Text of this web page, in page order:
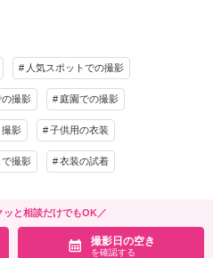
テンドスタッフ撮影同行・税込￥11,000迄
かつら・プレミアム衣装・グレードアップ
撮影日の空き
を確認する
衣装2着 新郎衣装2着
メイク 小物一式
120カット
会食
装レンタル
郎新婦各２着）・草履＆肌着＆撮影小物レ
行・税込￥11,000迄の申請料込／交通費・
つら、新婦ヘアチェンジ、プレミアム衣装
人気スポットでの撮影
の撮影 庭園での撮影
撮影 子供用の衣装
撮影 衣装の試着
ッと相談だけでもOK／
撮影日の空き
を確認する